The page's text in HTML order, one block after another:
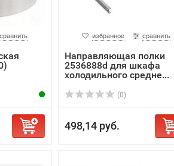
сравнить избранное сравнить
Направляющая полки
2536888d для шкафа
холодильного средне...
(0)
498,14 руб.